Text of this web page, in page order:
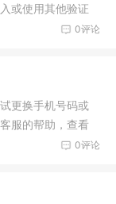
或使用其他验证
客服寻求帮0评论
更换手机号码或
服的帮助，查看
0评论